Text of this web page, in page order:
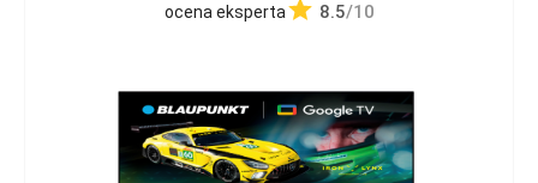
ocena eksperta 8.5/10